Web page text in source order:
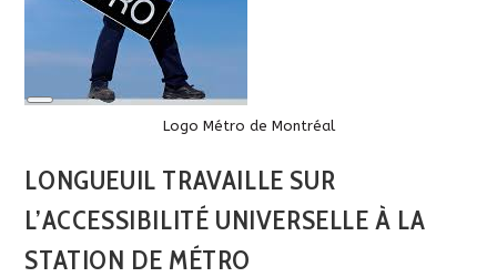
Long
Logo Métro de Montréal
LONGUEUIL TRAVAILLE SUR
L’ACCESSIBILITÉ UNIVERSELLE À LA
STATION DE MÉTRO